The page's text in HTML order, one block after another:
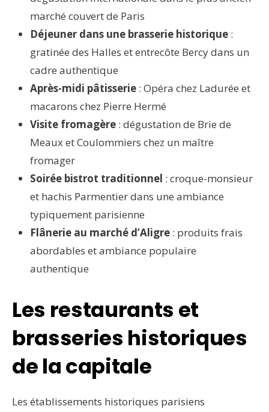
marché couvert de Paris
Déjeuner dans une brasserie historique :
gratinée des Halles et entrecôte Bercy dans un
cadre authentique
Après-midi pâtisserie : Opéra chez Ladurée et
macarons chez Pierre Hermé
Visite fromagère : dégustation de Brie de
Meaux et Coulommiers chez un maître
fromager
Soirée bistrot traditionnel : croque-monsieur
et hachis Parmentier dans une ambiance
typiquement parisienne
Flânerie au marché d’Aligre : produits frais
abordables et ambiance populaire
authentique
Les restaurants et
brasseries historiques
de la capitale
Les établissements historiques parisiens